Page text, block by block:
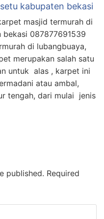
kabupaten bekasi
masjid termurah di
087877691539
di lubangbuaya,
merupakan salah satu
untuk alas , karpet ini
atau ambal,
tengah, dari mulai jenis
published. Required